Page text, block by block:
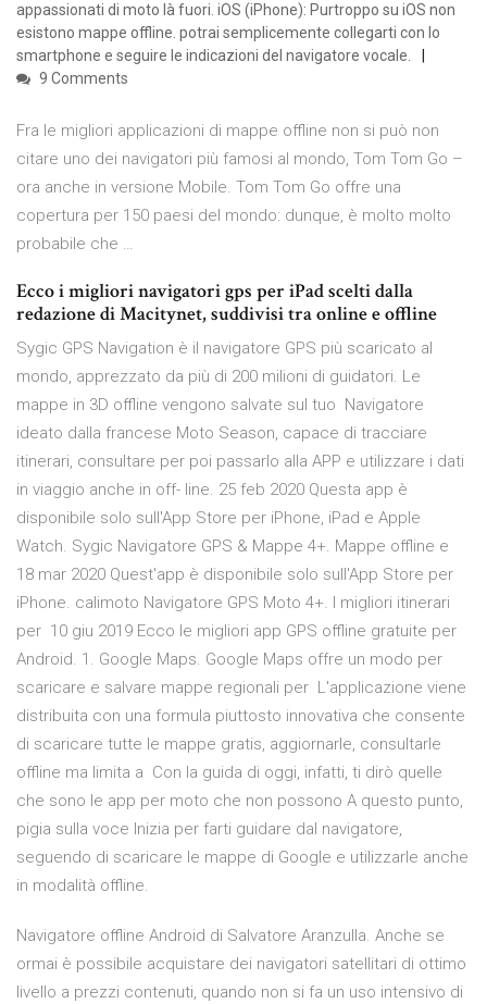
appassionati di moto là fuori. iOS (iPhone): Purtroppo su iOS non
esistono mappe offline. potrai semplicemente collegarti con lo
smartphone e seguire le indicazioni del navigatore vocale.
9 Comments
Fra le migliori applicazioni di mappe offline non si può non
citare uno dei navigatori più famosi al mondo, Tom Tom Go –
ora anche in versione Mobile. Tom Tom Go offre una
copertura per 150 paesi del mondo: dunque, è molto molto
probabile che …
Ecco i migliori navigatori gps per iPad scelti dalla
redazione di Macitynet, suddivisi tra online e offline
Sygic GPS Navigation è il navigatore GPS più scaricato al
mondo, apprezzato da più di 200 milioni di guidatori. Le
mappe in 3D offline vengono salvate sul tuo Navigatore
ideato dalla francese Moto Season, capace di tracciare
itinerari, consultare per poi passarlo alla APP e utilizzare i dati
in viaggio anche in off- line. 25 feb 2020 Questa app è
disponibile solo sull'App Store per iPhone, iPad e Apple
Watch. Sygic Navigatore GPS & Mappe 4+. Mappe offline e
18 mar 2020 Quest'app è disponibile solo sull'App Store per
iPhone. calimoto Navigatore GPS Moto 4+. I migliori itinerari
per 10 giu 2019 Ecco le migliori app GPS offline gratuite per
Android. 1. Google Maps. Google Maps offre un modo per
scaricare e salvare mappe regionali per L'applicazione viene
distribuita con una formula piuttosto innovativa che consente
di scaricare tutte le mappe gratis, aggiornarle, consultarle
offline ma limita a Con la guida di oggi, infatti, ti dirò quelle
che sono le app per moto che non possono A questo punto,
pigia sulla voce Inizia per farti guidare dal navigatore,
seguendo di scaricare le mappe di Google e utilizzarle anche
in modalità offline.
Navigatore offline Android di Salvatore Aranzulla. Anche se
ormai è possibile acquistare dei navigatori satellitari di ottimo
livello a prezzi contenuti, quando non si fa un uso intensivo di